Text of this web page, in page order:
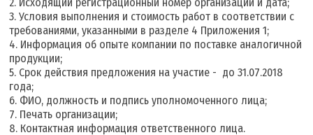
3. Условия выполнения и стоимость работ в соответствии с
требованиями, указанными в разделе 4 Приложения 1;
4. Информация об опыте компании по поставке аналогичной
продукции;
5. Срок действия предложения на участие - до 31.07.2018
года;
6. ФИО, должность и подпись уполномоченного лица;
7. Печать организации;
8. Контактная информация ответственного лица.